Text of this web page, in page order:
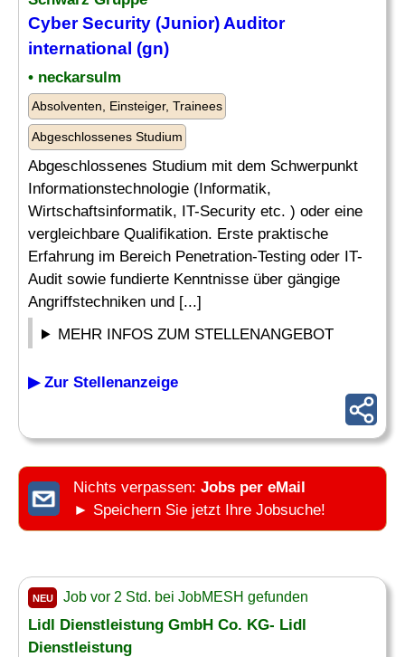
Cyber Security (Junior) Auditor
international (gn)
• neckarsulm
Absolventen, Einsteiger, Trainees
Abgeschlossenes Studium
Abgeschlossenes Studium mit dem Schwerpunkt
Informationstechnologie (Informatik,
Wirtschaftsinformatik, IT-Security etc. ) oder eine
vergleichbare Qualifikation. Erste praktische
Erfahrung im Bereich Penetration-Testing oder IT-
Audit sowie fundierte Kenntnisse über gängige
Angriffstechniken und [...]
MEHR INFOS ZUM STELLENANGEBOT
▶ Zur Stellenanzeige
Nichts verpassen: Jobs per eMail
► Speichern Sie jetzt Ihre Jobsuche!
NEU Job vor 2 Std. bei JobMESH gefunden
Lidl Dienstleistung GmbH Co. KG- Lidl
Dienstleistung